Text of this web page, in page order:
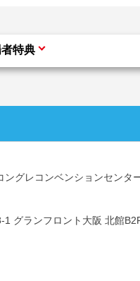
特典
グレコンベンションセンター
グランフロント大阪 北館